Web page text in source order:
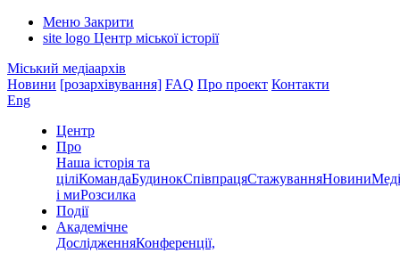
Меню Закрити
site logo Центр міської історії
Міський медіаархів
Новини [розархівування] FAQ Про проект Контакти
Eng
Центр
Про
Наша історія та
ціліКомандаБудинокСпівпрацяСтажуванняНовини
і миРозсилка
Події
Академічне
ДослідженняКонференції,